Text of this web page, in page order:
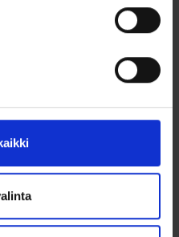
perustettu
runsaasti valinnanvaraa
Koko Schalins- mallisto
sormuksiin.
designia,
sekä korkeaa laatua.